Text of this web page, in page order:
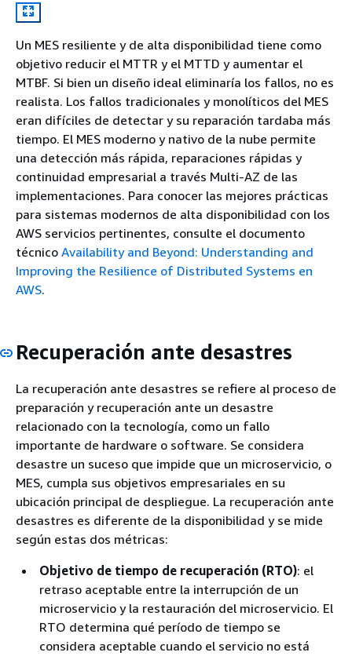
Un MES resiliente y de alta disponibilidad tiene como
objetivo reducir el MTTR y el MTTD y aumentar el
MTBF. Si bien un diseño ideal eliminaría los fallos, no es
realista. Los fallos tradicionales y monolíticos del MES
eran difíciles de detectar y su reparación tardaba más
tiempo. El MES moderno y nativo de la nube permite
una detección más rápida, reparaciones rápidas y
continuidad empresarial a través Multi-AZ de las
implementaciones. Para conocer las mejores prácticas
para sistemas modernos de alta disponibilidad con los
AWS servicios pertinentes, consulte el documento
técnico Availability and Beyond: Understanding and
Improving the Resilience of Distributed Systems en
AWS.
Recuperación ante desastres
La recuperación ante desastres se refiere al proceso de
preparación y recuperación ante un desastre
relacionado con la tecnología, como un fallo
importante de hardware o software. Se considera
desastre un suceso que impide que un microservicio, o
MES, cumpla sus objetivos empresariales en su
ubicación principal de despliegue. La recuperación ante
desastres es diferente de la disponibilidad y se mide
según estas dos métricas:
Objetivo de tiempo de recuperación (RTO): el
retraso aceptable entre la interrupción de un
microservicio y la restauración del microservicio. El
RTO determina qué período de tiempo se
considera aceptable cuando el servicio no está